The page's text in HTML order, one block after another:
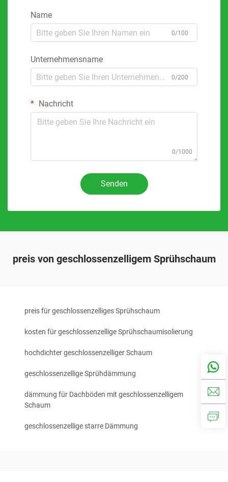
Name
0/100
Unternehmensname
0/200
Nachricht
0/1000
Senden
preis von geschlossenzelligem Sprühschaum
preis für geschlossenzelliges Sprühschaum
kosten für geschlossenzellige Sprühschaumisolierung
hochdichter geschlossenzelliger Schaum
geschlossenzellige Sprühdämmung
dämmung für Dachböden mit geschlossenzelligem
Schaum
geschlossenzellige starre Dämmung